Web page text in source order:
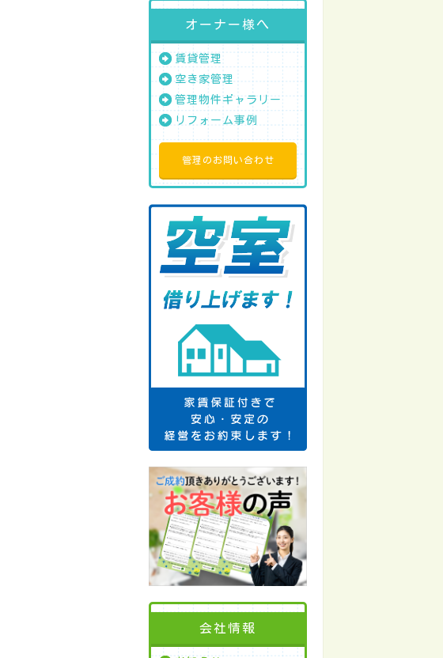
オーナー様へ
賃貸管理
空き家管理
管理物件ギャラリー
リフォーム事例
管理のお問い合わせ
会社情報